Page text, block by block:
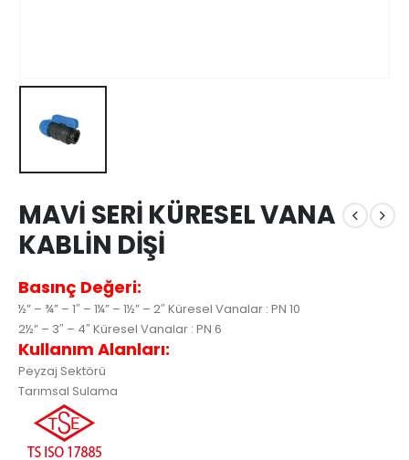
MAVİ SERİ KÜRESEL VANA
KABLİN DİŞİ
Basınç Değeri:
½” – ¾” – 1″ – 1¼” – 1½” – 2″ Küresel Vanalar : PN 10
2½” – 3″ – 4″ Küresel Vanalar : PN 6
Kullanım Alanları:
Peyzaj Sektörü
Tarımsal Sulama